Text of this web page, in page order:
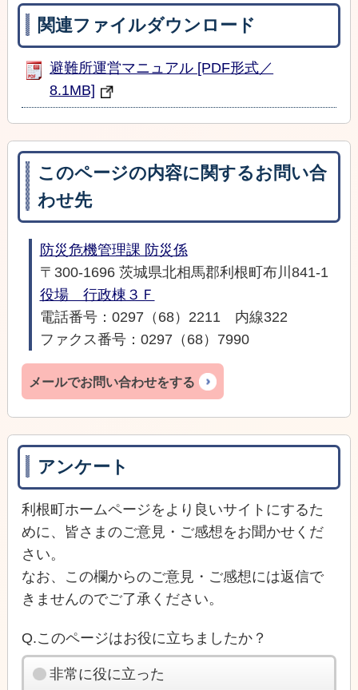
関連ファイルダウンロード
避難所運営マニュアル [PDF形式／
8.1MB]
このページの内容に関するお問い合
わせ先
防災危機管理課 防災係
〒300-1696 茨城県北相馬郡利根町布川841-1
役場 行政棟３Ｆ
電話番号：0297（68）2211 内線322
ファクス番号：0297（68）7990
メールでお問い合わせをする
アンケート
利根町ホームページをより良いサイトにするた
めに、皆さまのご意見・ご感想をお聞かせくだ
さい。
なお、この欄からのご意見・ご感想には返信で
きませんのでご了承ください。
Q.このページはお役に立ちましたか？
非常に役に立った